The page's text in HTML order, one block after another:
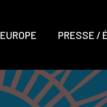
EUROPE PRESSE /